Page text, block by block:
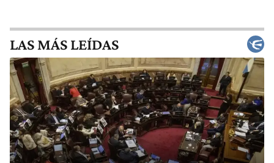
LAS MÁS LEÍDAS